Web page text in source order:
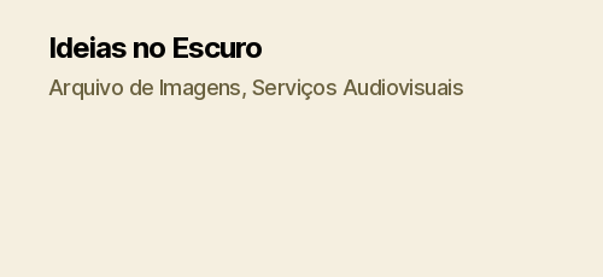
Ideias no Escuro
Arquivo de Imagens, Serviços Audiovisuais